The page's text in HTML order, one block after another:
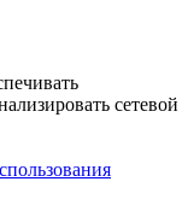
сетевой